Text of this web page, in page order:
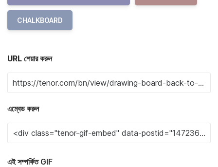
CHALKBOARD
URL শেয়ার করুন
এম্বেড করুন
এই সম্পর্কিত GIF